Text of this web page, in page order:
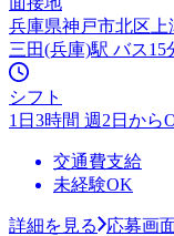
兵庫県神戸市北区上
三田(兵庫)駅 バス15
シフト
1日3時間 週2日から
交通費支給
未経験OK
詳細を見る
応募画